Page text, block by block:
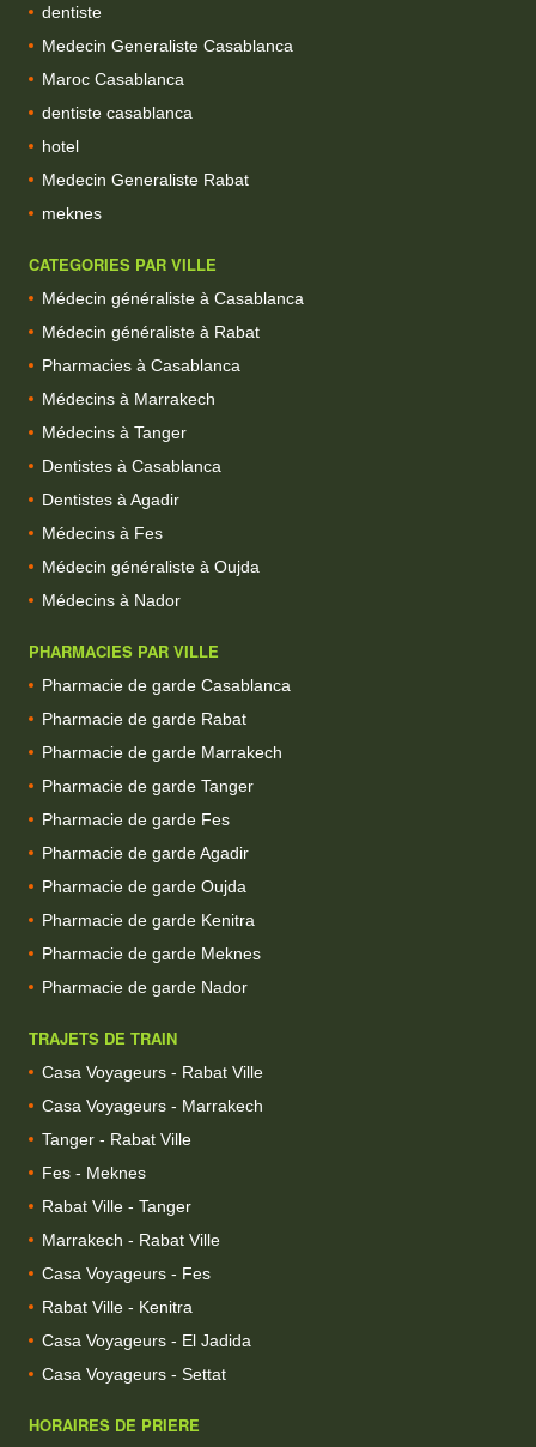
dentiste
Medecin Generaliste Casablanca
Maroc Casablanca
dentiste casablanca
hotel
Medecin Generaliste Rabat
meknes
CATEGORIES PAR VILLE
Médecin généraliste à Casablanca
Médecin généraliste à Rabat
Pharmacies à Casablanca
Médecins à Marrakech
Médecins à Tanger
Dentistes à Casablanca
Dentistes à Agadir
Médecins à Fes
Médecin généraliste à Oujda
Médecins à Nador
PHARMACIES PAR VILLE
Pharmacie de garde Casablanca
Pharmacie de garde Rabat
Pharmacie de garde Marrakech
Pharmacie de garde Tanger
Pharmacie de garde Fes
Pharmacie de garde Agadir
Pharmacie de garde Oujda
Pharmacie de garde Kenitra
Pharmacie de garde Meknes
Pharmacie de garde Nador
TRAJETS DE TRAIN
Casa Voyageurs - Rabat Ville
Casa Voyageurs - Marrakech
Tanger - Rabat Ville
Fes - Meknes
Rabat Ville - Tanger
Marrakech - Rabat Ville
Casa Voyageurs - Fes
Rabat Ville - Kenitra
Casa Voyageurs - El Jadida
Casa Voyageurs - Settat
HORAIRES DE PRIERE